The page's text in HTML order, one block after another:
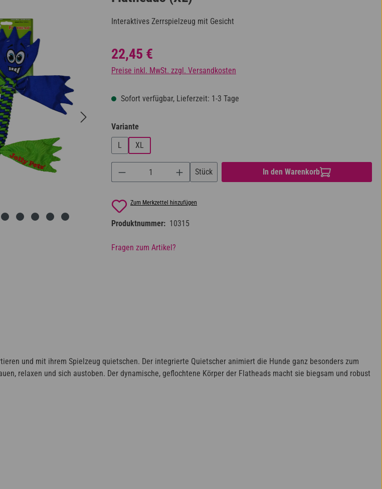
Interaktives Zerrspielzeug mit Gesicht
Regulärer Preis:
22,45 €
Preise inkl. MwSt. zzgl. Versandkosten
Sofort verfügbar, Lieferzeit: 1-3 Tage
Variante
L
XL
Produkt Anzahl: Gib den gewünschten Wert ein oder
Stück In den Warenkorb
Zum Merkzettel hinzufügen
Produktnummer: 10315
Fragen zum Artikel?
und mit ihrem Spielzeug quietschen. Der integrierte Quietscher animiert die Hunde ganz besonders zum
relaxen und sich austoben. Der dynamische, geflochtene Körper der Flatheads macht sie biegsam und robust